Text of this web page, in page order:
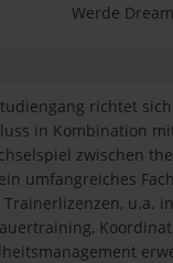
Werde
richtet
in Kombination
zwischen
umfangreiches
u.a.